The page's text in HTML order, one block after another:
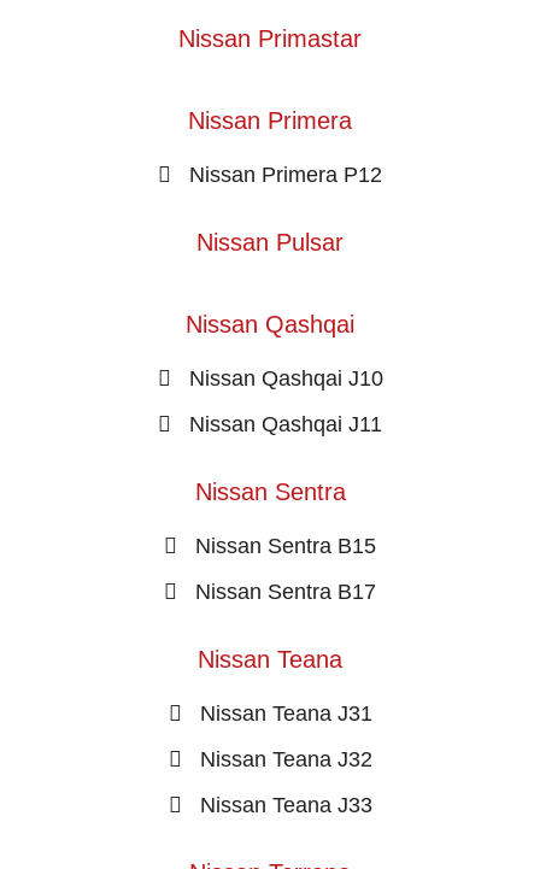
Nissan Primastar
Nissan Primera
Nissan Primera P12
Nissan Pulsar
Nissan Qashqai
Nissan Qashqai J10
Nissan Qashqai J11
Nissan Sentra
Nissan Sentra B15
Nissan Sentra B17
Nissan Teana
Nissan Teana J31
Nissan Teana J32
Nissan Teana J33